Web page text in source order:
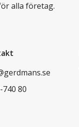
alla företag.
740 80